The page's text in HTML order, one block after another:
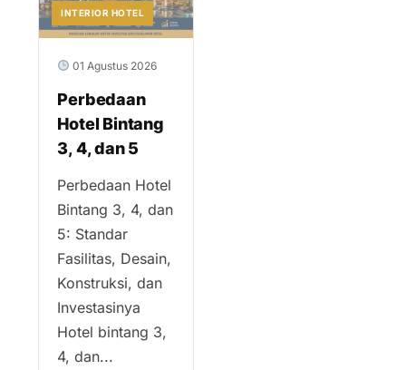
INTERIOR HOTEL
01 Agustus 2026
Perbedaan
Hotel Bintang
3, 4, dan 5
Perbedaan Hotel
Bintang 3, 4, dan
5: Standar
Fasilitas, Desain,
Konstruksi, dan
Investasinya
Hotel bintang 3,
4, dan...